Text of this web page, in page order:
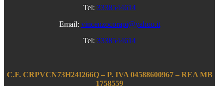
Tel: 3338544614
Email: vincenzocorapi@yahoo.it
Tel: 3338544614
C.F. CRPVCN73H24I266Q – P. IVA 04588600967 – REA MB
1758559